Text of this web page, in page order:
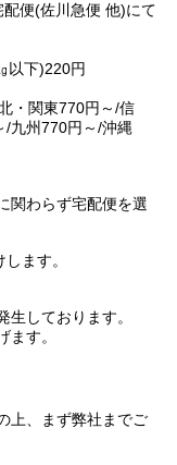
便(佐川急便 他)にて
以下)220円
・関東770円～/信
/九州770円～/沖縄
関わらず宅配便を選
ます。
しております。
す。
上、まず弊社までご